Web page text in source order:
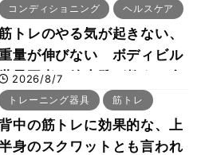
コンディショニング ヘルスケア
トレのやる気が起きない、
量が伸びない ボディビル
界王者・鈴木雅が教える食
・睡眠・呼吸の整え方
2026/8/7
トレーニング器具 筋トレ
中の筋トレに効果的な、上
身のスクワットとも言われ